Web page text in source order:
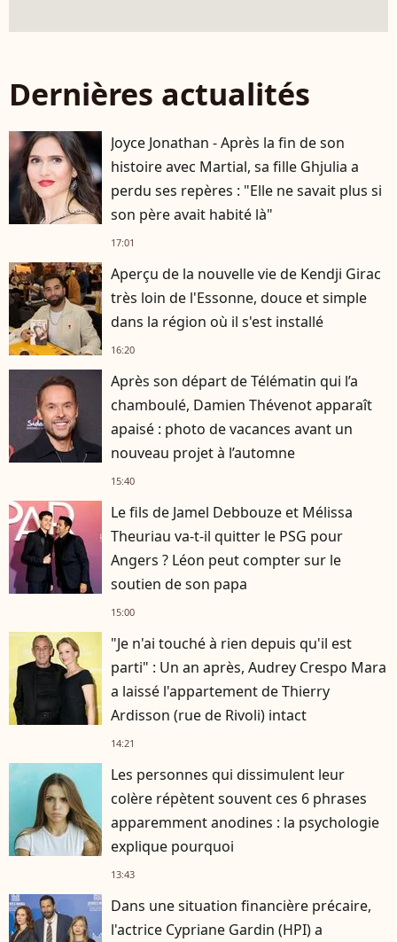
Dernières actualités
Joyce Jonathan - Après la fin de son
histoire avec Martial, sa fille Ghjulia a
perdu ses repères : "Elle ne savait plus si
son père avait habité là"
17:01
Aperçu de la nouvelle vie de Kendji Girac
très loin de l'Essonne, douce et simple
dans la région où il s'est installé
16:20
Après son départ de Télématin qui l’a
chamboulé, Damien Thévenot apparaît
apaisé : photo de vacances avant un
nouveau projet à l’automne
15:40
Le fils de Jamel Debbouze et Mélissa
Theuriau va-t-il quitter le PSG pour
Angers ? Léon peut compter sur le
soutien de son papa
15:00
"Je n'ai touché à rien depuis qu'il est
parti" : Un an après, Audrey Crespo Mara
a laissé l'appartement de Thierry
Ardisson (rue de Rivoli) intact
14:21
Les personnes qui dissimulent leur
colère répètent souvent ces 6 phrases
apparemment anodines : la psychologie
explique pourquoi
13:43
Dans une situation financière précaire,
l'actrice Cypriane Gardin (HPI) a